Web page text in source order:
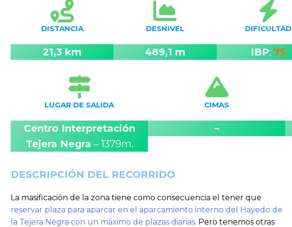
DISTANCIA
21,3 km
DESNIVEL
489,1 m
DIFICULTAD
IBP: 75
LUGAR DE SALIDA
Centro Interpretación
Tejera Negra – 1379m.
CIMAS
–
DESCRIPCIÓN DEL RECORRIDO
La masificación de la zona tiene como consecuencia el tener que
reservar plaza para aparcar en el aparcamiento interno del Hayedo de
la Tejera Negra con un máximo de plazas diarias. Pero tenemos otras